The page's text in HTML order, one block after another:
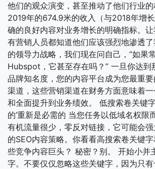
他们的观众演变，甚至推动了他们行业
2019年的674.9米的收入（与2018年增
确的良好内容对业务增长的明确指标。
有营销人员都知道他们应该强烈地渗透
的领导力战略，我们现在问自己，“如果
Hubspot，它甚至存在吗？” 一旦你达到
品牌知名度，您的内容平台成为您最重
渠道，这些营销渠道在财务方面意味着
和全面提升到业务绩效。 低搜索卷关键
的’重新是必需的 当您任务以低域名权限
有机流量很少，零反对链接，它可能会
的SEO内容策略。你看看高搜索卷关键
些竞争内容巨头？ 秘密？别。 开始小并
字。不要仅仅忽略这些关键字，因为只